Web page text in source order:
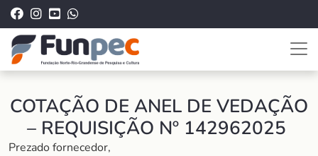
COTAÇÃO DE ANEL DE VEDAÇÃO
– REQUISIÇÃO Nº 142962025
Prezado fornecedor,